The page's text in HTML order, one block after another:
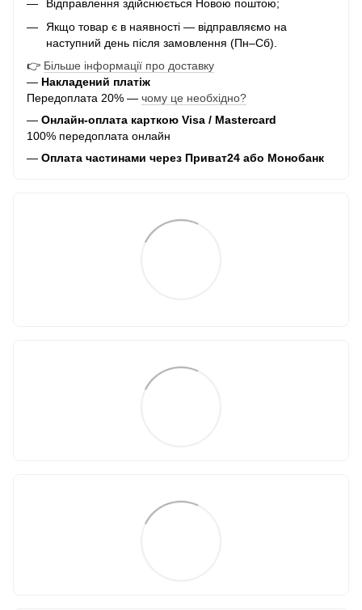
Відправлення здійснюється Новою поштою;
Якщо товар є в наявності — відправляємо на
наступний день після замовлення (Пн–Сб).
👉 Більше інформації про доставку
— Накладений платіж
Передоплата 20% — чому це необхідно?
— Онлайн-оплата карткою Visa / Mastercard
100% передоплата онлайн
— Оплата частинами через Приват24 або Монобанк